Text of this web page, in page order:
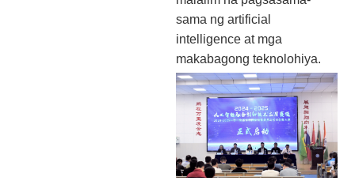
sama ng artificial
intelligence at mga
makabagong teknolohiya.